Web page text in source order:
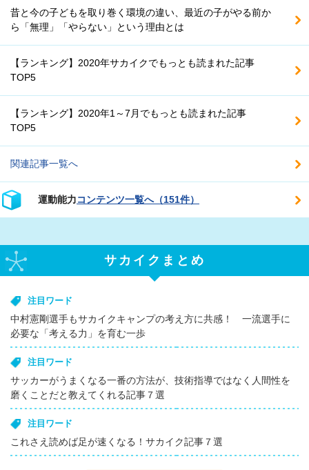
昔と今の子どもを取り巻く環境の違い、最近の子がやる前か
ら「無理」「やらない」という理由とは
【ランキング】2020年サカイクでもっとも読まれた記事
TOP5
【ランキング】2020年1～7月でもっとも読まれた記事
TOP5
関連記事一覧へ
運動能力コンテンツ一覧へ（151件）
サカイクまとめ
注目ワード
中村憲剛選手もサカイクキャンプの考え方に共感！ 一流選手に
必要な「考える力」を育む一歩
注目ワード
サッカーがうまくなる一番の方法が、技術指導ではなく人間性を
磨くことだと教えてくれる記事７選
注目ワード
これさえ読めば足が速くなる！サカイク記事７選